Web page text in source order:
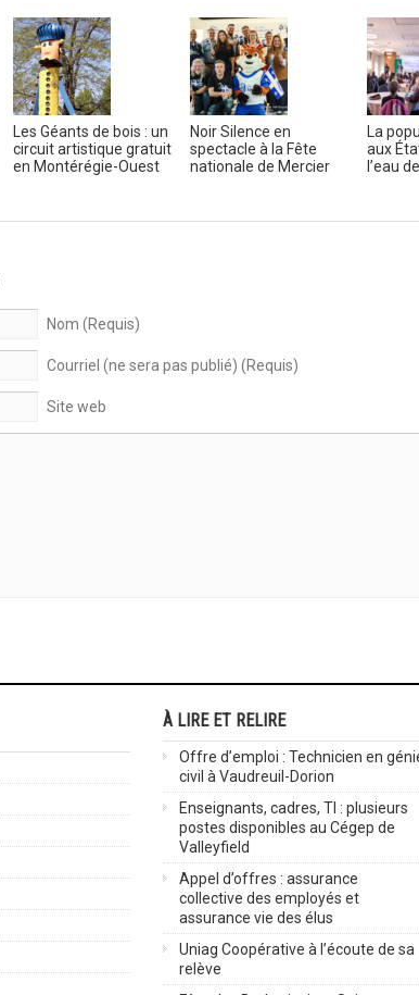
Les Géants de bois : un
circuit artistique gratuit
en Montérégie-Ouest
Noir Silence en
spectacle à la Fête
nationale de Mercier
La
aux
l’eau
Nom (Requis)
Courriel (ne sera pas publié) (Requis)
Site web
À LIRE ET RELIRE
Offre d’emploi : Technicien en
civil à Vaudreuil-Dorion
Enseignants, cadres, TI : plusieurs
postes disponibles au Cégep de
Valleyfield
Appel d’offres : assurance
collective des employés et
assurance vie des élus
Uniag Coopérative à l’écoute de sa
relève